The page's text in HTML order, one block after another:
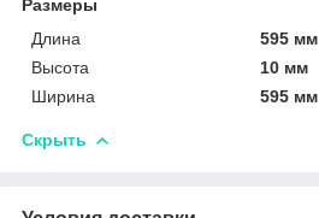
Размеры
Длина
595 мм
Высота
10 мм
Ширина
595 мм
Скрыть